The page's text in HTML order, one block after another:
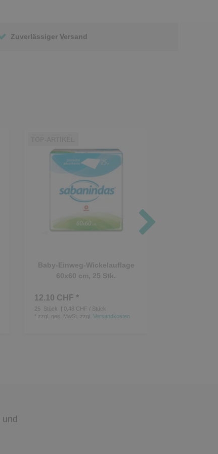
Zuverlässiger Versand
Baby-Einweg-Wickelauflage
60x60 cm, 25 Stk.
12.10 CHF *
25 Stück
| 0.48 CHF / Stück
zzgl. ges. MwSt. zzgl.Versandkosten
und